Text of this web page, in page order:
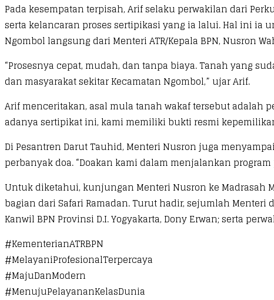
Pada kesempatan terpisah, Arif selaku perwakilan dari
serta kelancaran proses sertipikasi yang ia lalui. Hal ini ia
Ngombol langsung dari Menteri ATR/Kepala BPN, Nusron
“Prosesnya cepat, mudah, dan tanpa biaya. Tanah yang
dan masyarakat sekitar Kecamatan Ngombol,” ujar Arif.
Arif menceritakan, asal mula tanah wakaf tersebut adalah
adanya sertipikat ini, kami memiliki bukti resmi
Di Pesantren Darut Tauhid, Menteri Nusron juga
perbanyak doa. “Doakan kami dalam menjalankan
Untuk diketahui, kunjungan Menteri Nusron ke Madrasah
bagian dari Safari Ramadan. Turut hadir, sejumlah Menteri
Kanwil BPN Provinsi D.I. Yogyakarta, Dony Erwan; serta
#KementerianATRBPN
#MelayaniProfesionalTerpercaya
#MajuDanModern
#MenujuPelayananKelasDunia